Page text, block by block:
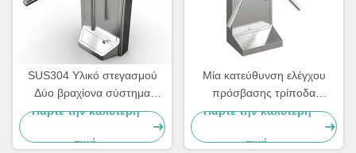
SUS304 Υλικό στεγασμού
Δύο βραχίονα σύστημα
πύλης ασφαλείας πεζών με
Πάρτε την καλύτερη
τιμή
Μία κατεύθυνση ελέγχου
πρόσβασης τρίποδα
στρογγυλοειδής φραγίδα
σιδηροδρομικό σταθμό
Πάρτε την καλύτερη
τιμή